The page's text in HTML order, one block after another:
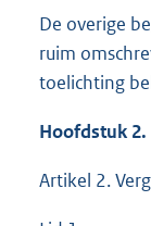
De overige
ruim
toelichting
Hoofdstuk
Artikel 2.